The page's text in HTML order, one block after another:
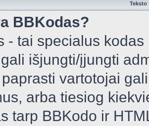
Teksto
BBKodas?
- tai specialus
išjungti/įjungti
vartotojai
arba tiesiog
tarp BBKodo ir